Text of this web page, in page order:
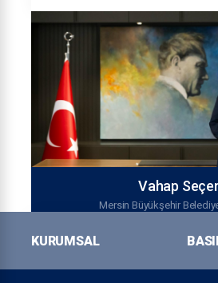
Vahap Seçer
Mersin Büyükşehir
Özgeçmiş
KURUMSAL